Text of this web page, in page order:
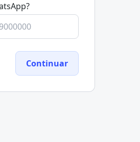
Continuar